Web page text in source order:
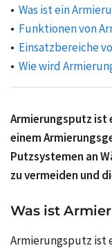
Was ist ein
Funktionen von
Einsatzbereiche
Wie wird
Armierungsputz ist
einem
Putzsystemen an
zu vermeiden und
Was ist
Armierungsputz ist